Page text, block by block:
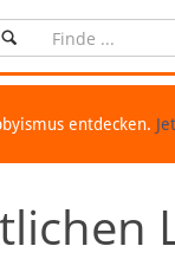
entdecken.